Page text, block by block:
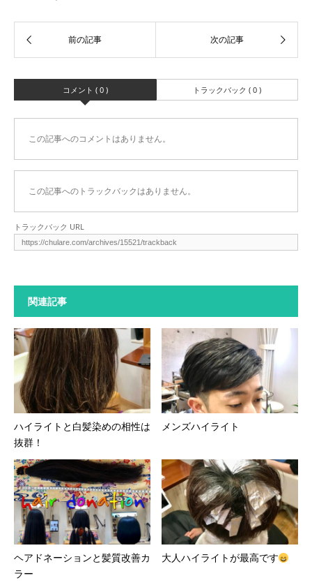
コメント ( 0 ) トラックバック ( 0 )
この記事へのコメントはありません。
この記事へのトラックバックはありません。
トラックバック URL
関連記事
ハイライトと白髪染めの相性は
抜群！
メンズハイライト
ヘアドネーションと髪質改善カ
ラー
大人ハイライトが最高です